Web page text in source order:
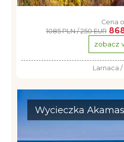
Cena
1085 PLN / 250 EUR
zobacz
Larnaca /
Wycieczka